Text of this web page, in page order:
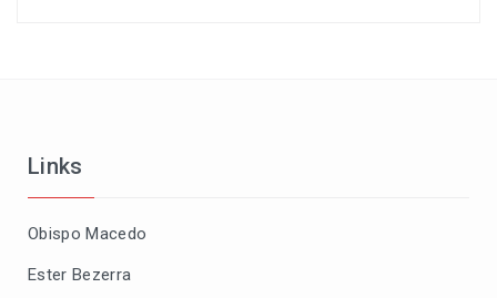
Links
Obispo Macedo
Ester Bezerra